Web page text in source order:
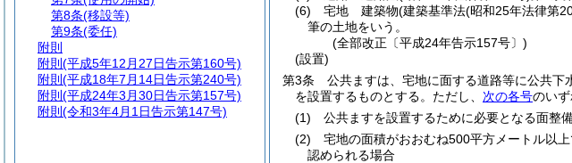
(6)
宅地 建築物(建築基準法(昭和25年法律第
筆の土地をいう。
(全部改正〔平成24年告示157号〕)
(設置)
第3条
公共ますは、宅地に面する道路等に公共下
を設置するものとする。 ただし、 次の各号のい
(1)
公共ますを設置するために必要となる面整
(2)
宅地の面積がおおむね500平方メートル以
認められる場合
第8条(移設等)
第9条(委任)
附則
附則 (平成5年12月27日告示第160号)
附則 (平成18年7月14日告示第240号)
附則 (平成24年3月30日告示第157号)
附則 (令和3年4月1日告示第147号)